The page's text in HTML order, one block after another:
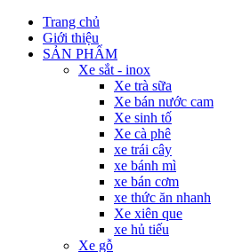
Trang chủ
Giới thiệu
SẢN PHẨM
Xe sắt - inox
Xe trà sữa
Xe bán nước cam
Xe sinh tố
Xe cà phê
xe trái cây
xe bánh mì
xe bán cơm
xe thức ăn nhanh
Xe xiên que
xe hủ tiếu
Xe gỗ